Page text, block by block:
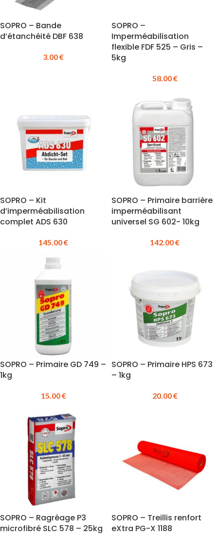
SOPRO – Bande
d’étanchéité DBF 638
3.00€
SOPRO –
Imperméabilisation
flexible FDF 525 – Gris –
5kg
58.00€
SOPRO – Kit
d’imperméabilisation
complet ADS 630
145.00€
SOPRO – Primaire barrière
imperméabilisant
universel SG 602- 10kg
142.00€
SOPRO – Primaire GD 749 –
1kg
15.00€
SOPRO – Primaire HPS 673
– 1kg
20.00€
SOPRO – Ragréage P3
microfibré SLC 578 – 25kg
SOPRO – Treillis renfort
eXtra PG-X 1188